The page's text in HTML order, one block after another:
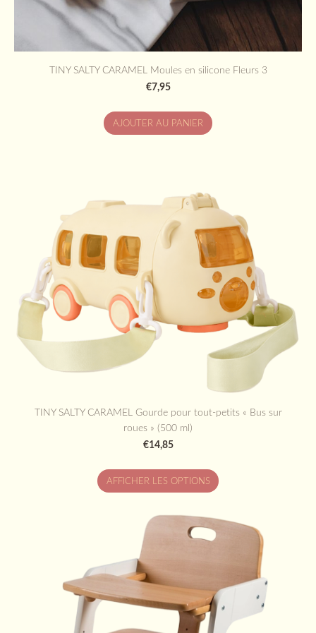
TINY SALTY CARAMEL Moules en silicone Fleurs 3
€7,95
AJOUTER AU PANIER
TINY SALTY CARAMEL Gourde pour tout-petits « Bus sur
roues » (500 ml)
€14,85
AFFICHER LES OPTIONS